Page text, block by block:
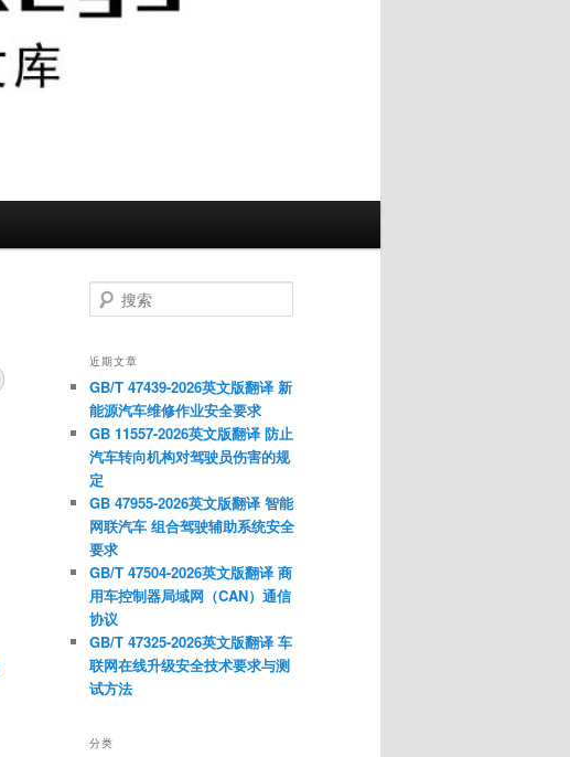
搜
索
近期文章
GB/T 47439-2026英文版翻译 新
能源汽车维修作业安全要求
GB 11557-2026英文版翻译 防止
汽车转向机构对驾驶员伤害的规
定
GB 47955-2026英文版翻译 智能
网联汽车 组合驾驶辅助系统安全
要求
GB/T 47504-2026英文版翻译 商
用车控制器局域网（CAN）通信
协议
GB/T 47325-2026英文版翻译 车
联网在线升级安全技术要求与测
试方法
分类